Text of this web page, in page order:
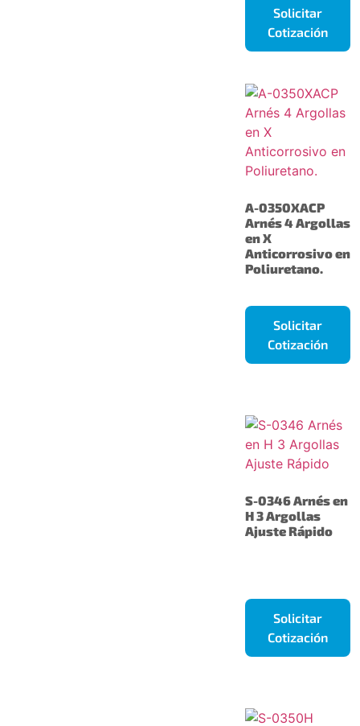
Solicitar
Cotización
A-0350XACP
Arnés 4 Argollas
en X
Anticorrosivo en
Poliuretano.
Solicitar
Cotización
S-0346 Arnés en
H 3 Argollas
Ajuste Rápido
Solicitar
Cotización